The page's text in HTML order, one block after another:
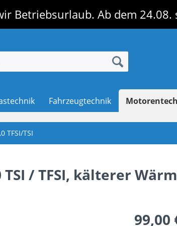
Betriebsurlaub. Ab dem
Fahrzeugtechnik
TFSI/TSI
TSI / TFSI, kälterer
99,00